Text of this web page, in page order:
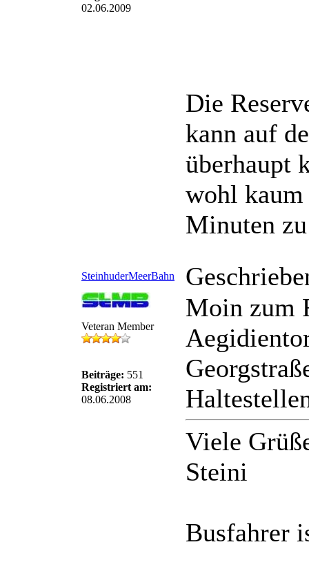
02.06.2009
Die
kann auf
überhaupt
wohl kaum
Minuten
SteinhuderMeerBahn
Veteran Member
Beiträge: 551
Registriert am:
08.06.2008
Moin zum
Viele
Steini
Busfahrer